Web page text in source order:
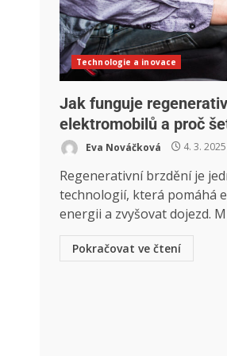
Technologie a inovace
Jak funguje
elektromobilů a proč
Eva Nováčková 4. 3. 2025
Regenerativní brzdění je
technologií, která pomáhá
energii a zvyšovat dojezd.
Pokračovat ve čtení